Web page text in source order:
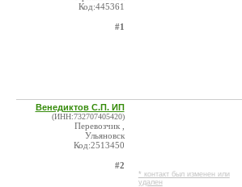
Код:445361
#1
Венедиктов С.П. ИП
(ИНН:732707405420)
Перевозчик ,
Ульяновск
Код:2513450
#2
* контакт был изменен или
удален